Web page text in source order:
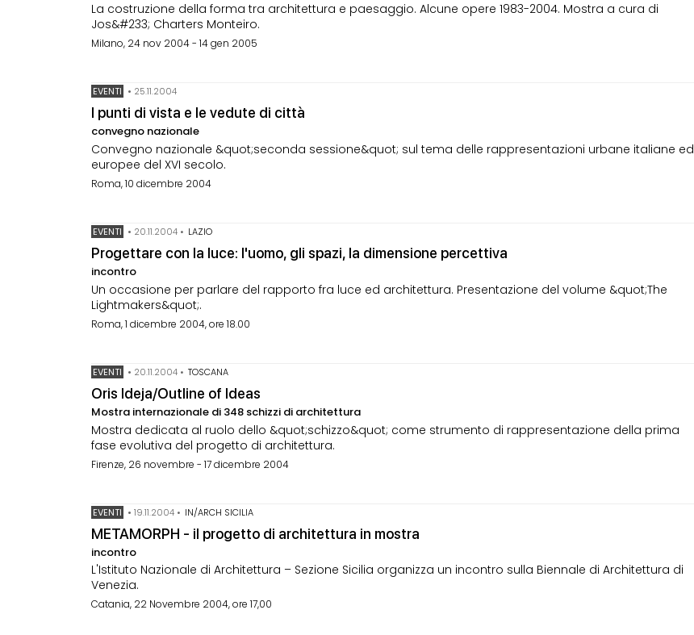
La costruzione della forma tra architettura e paesaggio. Alcune opere 1983-2004. Mostra a cura di
Jos&#233; Charters Monteiro.
Milano, 24 nov 2004 - 14 gen 2005
EVENTI • 25.11.2004
I punti di vista e le vedute di città
convegno nazionale
Convegno nazionale &quot;seconda sessione&quot; sul tema delle rappresentazioni urbane italiane ed
europee del XVI secolo.
Roma, 10 dicembre 2004
EVENTI • 20.11.2004 • LAZIO
Progettare con la luce: l'uomo, gli spazi, la dimensione percettiva
incontro
Un occasione per parlare del rapporto fra luce ed architettura. Presentazione del volume &quot;The
Lightmakers&quot;.
Roma, 1 dicembre 2004, ore 18.00
EVENTI • 20.11.2004 • TOSCANA
Oris Ideja/Outline of Ideas
Mostra internazionale di 348 schizzi di architettura
Mostra dedicata al ruolo dello &quot;schizzo&quot; come strumento di rappresentazione della prima
fase evolutiva del progetto di architettura.
Firenze, 26 novembre - 17 dicembre 2004
EVENTI •19.11.2004 • IN/ARCH SICILIA
METAMORPH - il progetto di architettura in mostra
incontro
L'Istituto Nazionale di Architettura – Sezione Sicilia organizza un incontro sulla Biennale di Architettura di
Venezia.
Catania, 22 Novembre 2004, ore 17,00